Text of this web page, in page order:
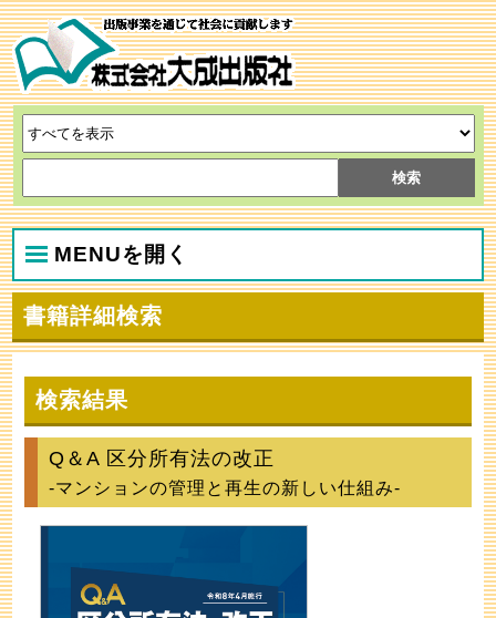
MENUを開く
書籍詳細検索
検索結果
Q＆A 区分所有法の改正
‐マンションの管理と再生の新しい仕組み‐